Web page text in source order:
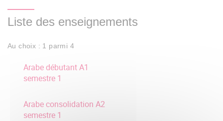
Liste des enseignements
Au choix : 1 parmi 4
Arabe débutant A1
semestre 1
Arabe consolidation A2
semestre 1